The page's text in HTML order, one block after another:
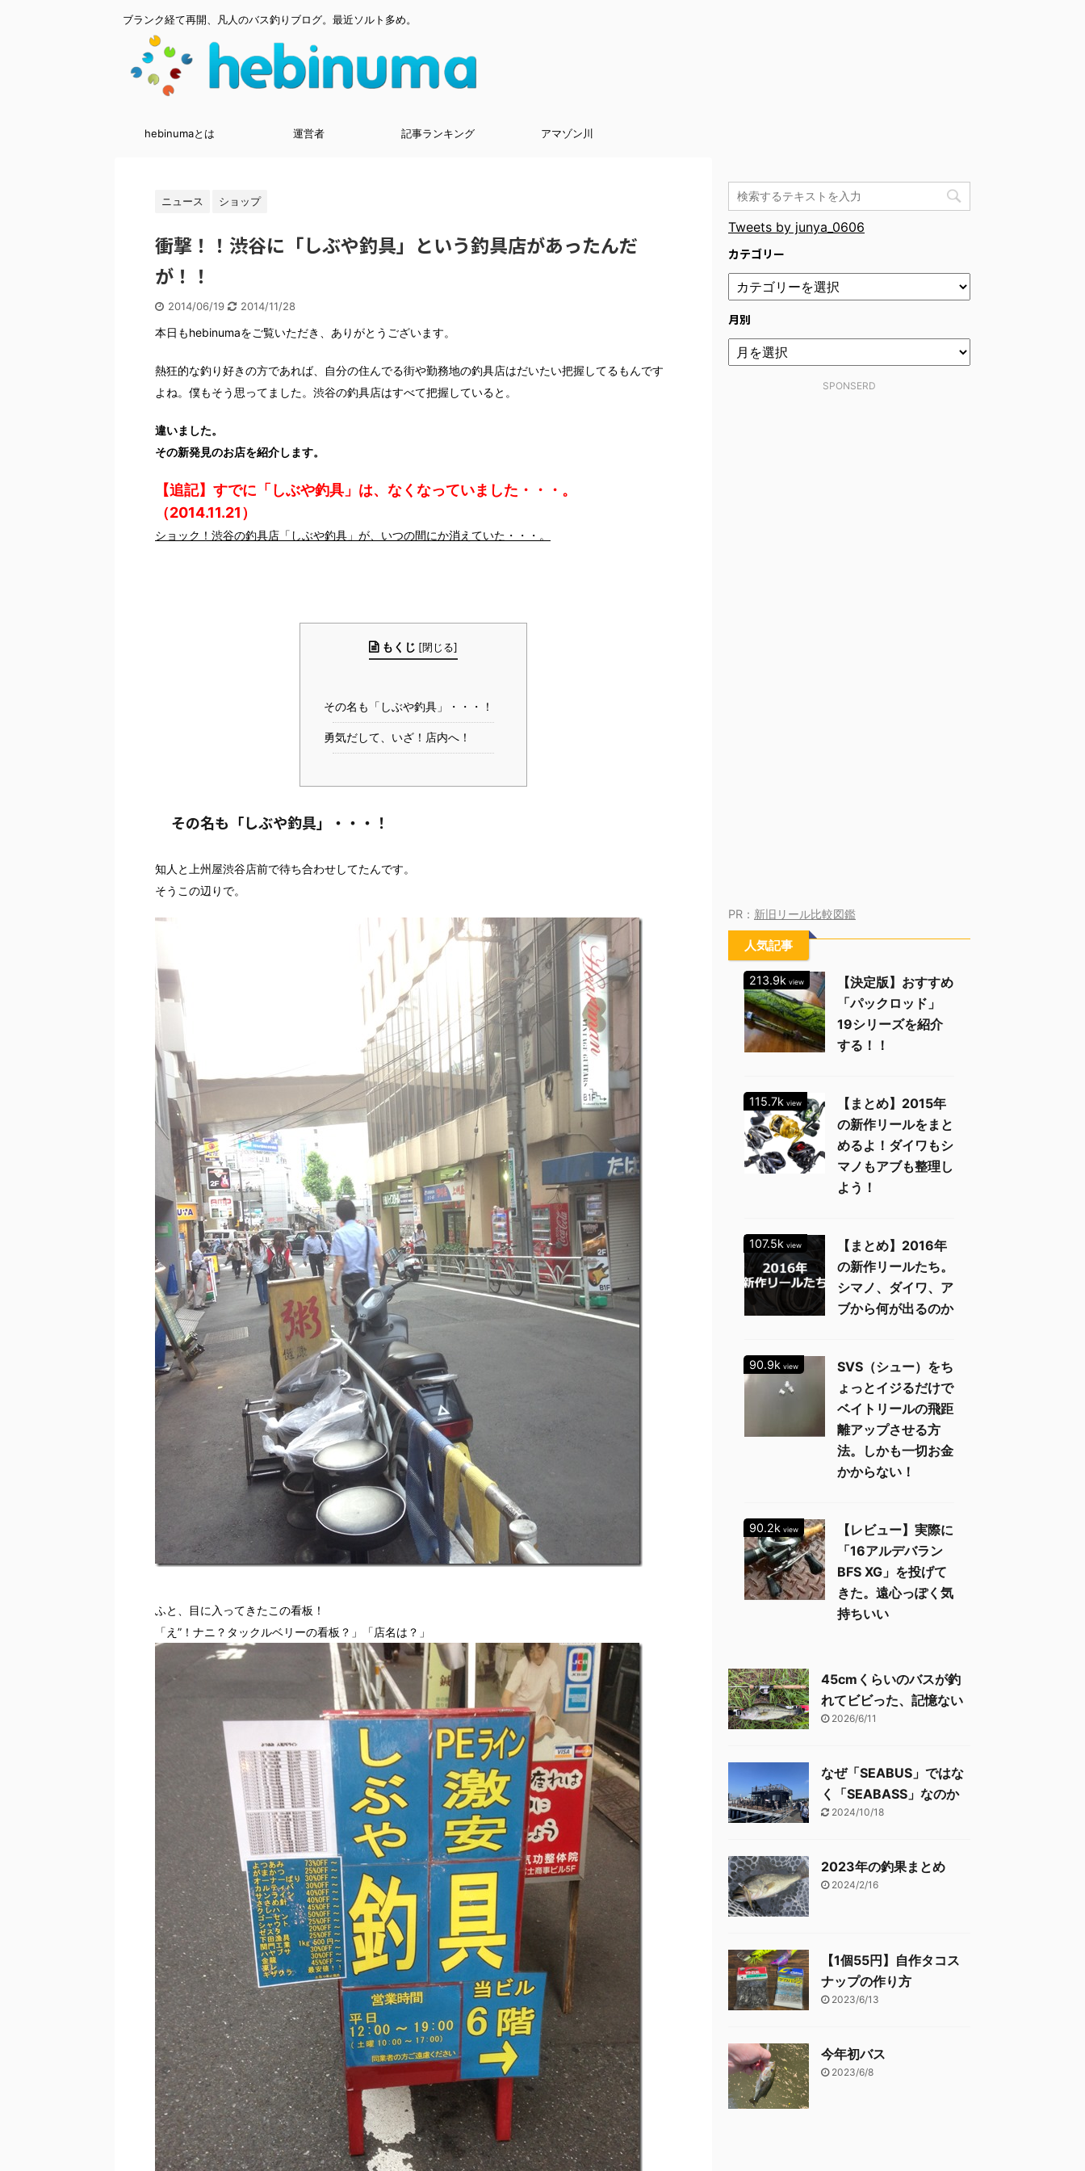
ブランク経て再開、凡人のバス釣りブログ。最近ソルト多め。
hebinumaとは 運営者 記事ランキング アマゾン川
ニュース ショップ
衝撃！！渋谷に「しぶや釣具」という釣具店があったんだ
が！！
2014/06/19 2014/11/28
本日もhebinumaをご覧いただき、ありがとうございます。
熱狂的な釣り好きの方であれば、自分の住んでる街や勤務地の釣具店はだいたい把握してるもんです
よね。僕もそう思ってました。渋谷の釣具店はすべて把握していると。
違いました。
その新発見のお店を紹介します。
【追記】すでに「しぶや釣具」は、なくなっていました・・・。
（2014.11.21）
ショック！渋谷の釣具店「しぶや釣具」が、いつの間にか消えていた・・・。
もくじ [閉じる]
その名も「しぶや釣具」・・・！
勇気だして、いざ！店内へ！
その名も「しぶや釣具」・・・！
知人と上州屋渋谷店前で待ち合わせしてたんです。
そうこの辺りで。
ふと、目に入ってきたこの看板！
「え”！ナニ？タックルベリーの看板？」「店名は？」
Tweets by junya_0606
カテゴリー
月別
SPONSERD
PR： 新旧リール比較図鑑
人気記事
213.9k view
【決定版】おすすめ
「パックロッド」
19シリーズを紹介
する！！
115.7k view
【まとめ】2015年
の新作リールをまと
めるよ！ダイワもシ
マノもアブも整理し
よう！
107.5k view
【まとめ】2016年
の新作リールたち。
シマノ、ダイワ、ア
ブから何が出るのか
90.9k view
SVS（シュー）をち
ょっとイジるだけで
ベイトリールの飛距
離アップさせる方
法。しかも一切お金
かからない！
90.2k view
【レビュー】実際に
「16アルデバラン
BFS XG」を投げて
きた。遠心っぽく気
持ちいい
45cmくらいのバスが釣
れてビビった、記憶ない
2026/6/11
なぜ「SEABUS」ではな
く「SEABASS」なのか
2024/10/18
2023年の釣果まとめ
2024/2/16
【1個55円】自作タコス
ナップの作り方
2023/6/13
今年初バス
2023/6/8